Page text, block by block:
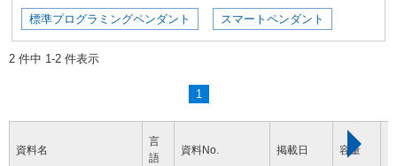
標準プログラミングペンダント スマートペンダント
2 件中 1-2 件表示
1
資料名
言
語
資料No. 掲載日 容量